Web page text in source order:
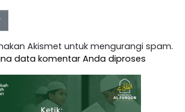
Akismet untuk mengurangi spam.
data komentar Anda diproses